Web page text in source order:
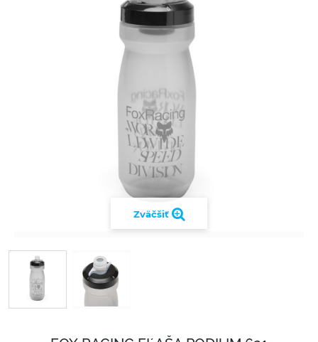
Zväčšiť